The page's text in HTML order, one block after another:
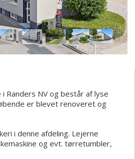
Randers NV og består af lyse
er blevet renoveret og
i denne afdeling. Lejerne
og evt. tørretumbler,